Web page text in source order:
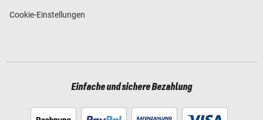
Cookie-Einstellungen
Einfache und sichere Bezahlung